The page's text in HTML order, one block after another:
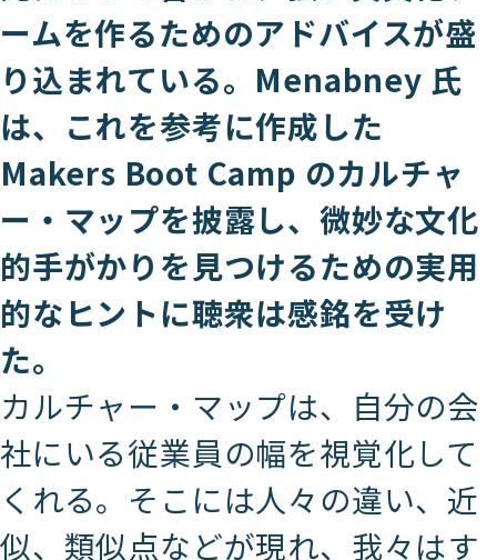
ームを作るためのアドバイスが盛
り込まれている。Menabney 氏
は、これを参考に作成した
Makers Boot Camp のカルチャ
ー・マップを披露し、微妙な文化
的手がかりを見つけるための実用
的なヒントに聴衆は感銘を受け
た。
カルチャー・マップは、自分の会
社にいる従業員の幅を視覚化して
くれる。そこには人々の違い、近
似、類似点などが現れ、我々はす